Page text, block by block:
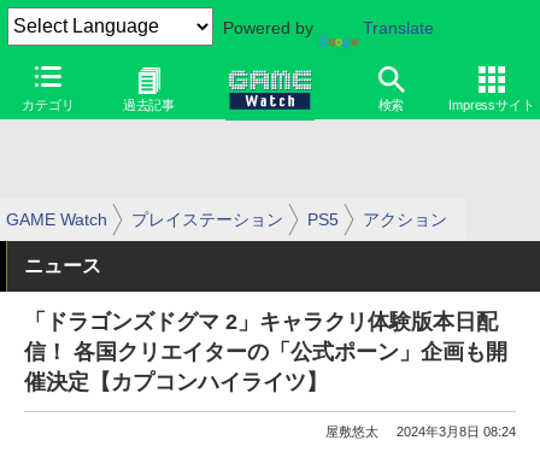
Powered by Translate
カテゴリ 過去記事 検索 Impressサイト
GAME Watch プレイステーション PS5 アクション
ニュース
「ドラゴンズドグマ 2」キャラクリ体験版本日配
信！ 各国クリエイターの「公式ポーン」企画も開
催決定【カプコンハイライツ】
屋敷悠太 2024年3月8日 08:24